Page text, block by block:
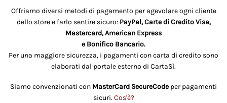
Offriamo diversi metodi di pagamento per agevolare ogni cliente
dello store e farlo sentire sicuro: PayPal, Carte di Credito Visa,
Mastercard, American Express
e Bonifico Bancario.
Per una maggiore sicurezza, i pagamenti con carta di credito sono
elaborati dal portale esterno di CartaSì.
Siamo convenzionati con MasterCard SecureCode per pagamenti
sicuri. Cos'è?